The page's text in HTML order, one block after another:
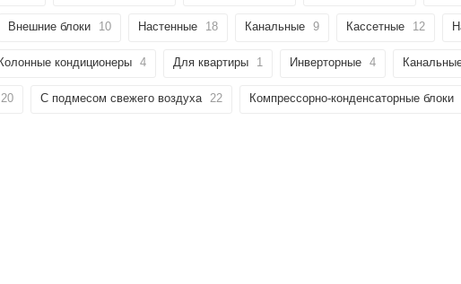
Внешние блоки 10 Настенные 18 Канальные 9 Кассетные 12
кондиционеры 4 Для квартиры 1 Инверторные 4
20 С подмесом свежего воздуха 22 Компрессорно-конденсаторные блоки